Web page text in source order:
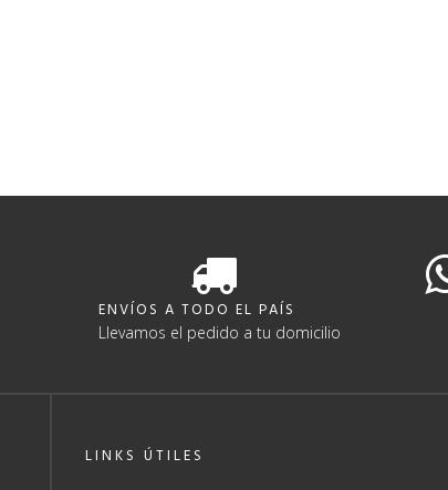
ENVÍOS A TODO EL PAÍS
Llevamos el pedido a tu domicilio
LINKS ÚTILES